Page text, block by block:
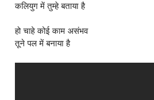
कलियुग में तुम्हे बताया है
हो चाहे कोई काम असंभव
तूने पल में बनाया है